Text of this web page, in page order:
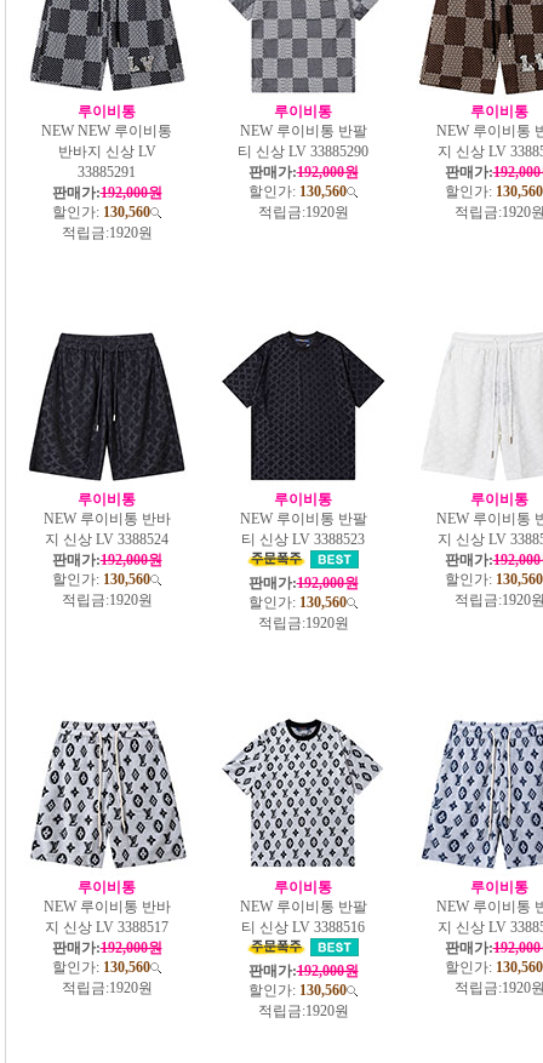
루이비통
NEW NEW 루이비통
반바지 신상 LV
33885291
판매가:192,000원
할인가: 130,560
적립금:1920원
루이비통
NEW 루이비통 반팔
티 신상 LV 33885290
판매가:192,000원
할인가: 130,560
적립금:1920원
루이비통
NEW 루이비통
지 신상 LV
판매가:
할인가: 130,560
적립금:1920
루이비통
NEW 루이비통 반바
지 신상 LV 3388524
판매가:192,000원
할인가: 130,560
적립금:1920원
루이비통
NEW 루이비통 반팔
티 신상 LV 3388523
판매가:192,000원
할인가: 130,560
적립금:1920원
루이비통
NEW 루이비통
지 신상 LV
판매가:
할인가: 130,560
적립금:1920
루이비통
NEW 루이비통 반바
지 신상 LV 3388517
판매가:192,000원
할인가: 130,560
적립금:1920원
루이비통
NEW 루이비통 반팔
티 신상 LV 3388516
판매가:192,000원
할인가: 130,560
적립금:1920원
루이비통
NEW 루이비통
지 신상 LV
판매가:
할인가: 130,560
적립금:1920